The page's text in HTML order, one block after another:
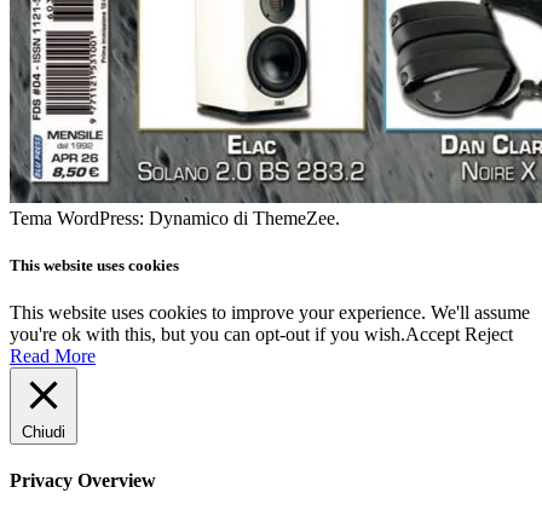
Tema WordPress: Dynamico di ThemeZee.
This website uses cookies
This website uses cookies to improve your experience. We'll assume
you're ok with this, but you can opt-out if you wish.Accept Reject
Read More
Chiudi
Privacy Overview